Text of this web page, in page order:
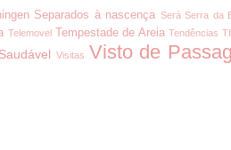
Separados à nascença Será Serra da
Telemovel Tempestade de Areia Tendências
Visitas Visto de